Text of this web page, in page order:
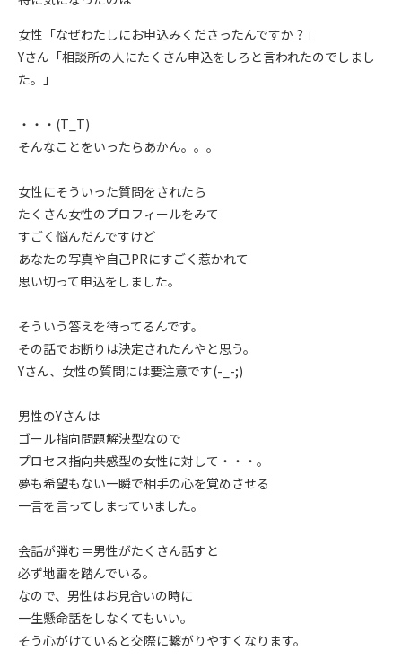
女性「なぜわたしにお申込みくださったんですか？」
Yさん「相談所の人にたくさん申込をしろと言われたのでしまし
た。」
・・・(T_T)
そんなことをいったらあかん。。。
女性にそういった質問をされたら
たくさん女性のプロフィールをみて
すごく悩んだんですけど
あなたの写真や自己PRにすごく惹かれて
思い切って申込をしました。
そういう答えを待ってるんです。
その話でお断りは決定されたんやと思う。
Yさん、女性の質問には要注意です(-_-;)
男性のYさんは
ゴール指向問題解決型なので
プロセス指向共感型の女性に対して・・・。
夢も希望もない一瞬で相手の心を覚めさせる
一言を言ってしまっていました。
会話が弾む＝男性がたくさん話すと
必ず地雷を踏んでいる。
なので、男性はお見合いの時に
一生懸命話をしなくてもいい。
そう心がけていると交際に繋がりやすくなります。